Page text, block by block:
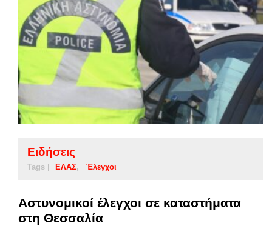
Ειδήσεις
Tags | ΕΛΑΣ Έλεγχοι
Αστυνομικοί έλεγχοι σε καταστήματα
στη Θεσσαλία